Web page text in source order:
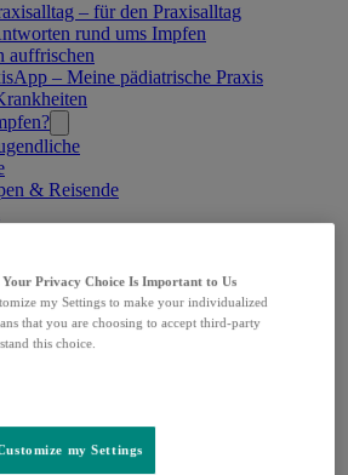
– für den Praxisalltag
rund ums Impfen
auffrischen
– Meine pädiatrische Praxis
& Reisende
rund ums Impfen
Sie hätten gern gute
für die Impfaufklärung von
Your Privacy Choice Is Important to Us
my Settings to make your individualized
that you are choosing to accept third-party
this choice.
my Settings